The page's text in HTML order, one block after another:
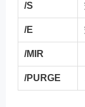
/S
/E
/MIR
/PURGE